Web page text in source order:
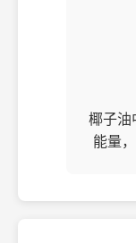
椰子油
能量